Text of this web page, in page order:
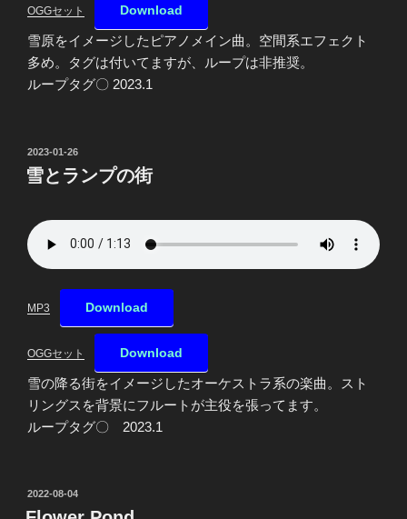
OGGセット Download
雪原をイメージしたピアノメイン曲。空間系エフェクト
多め。タグは付いてますが、ループは非推奨。
ループタグ〇 2023.1
投
稿
日:
2023-01-26
雪とランプの街
MP3 Download
OGGセット Download
雪の降る街をイメージしたオーケストラ系の楽曲。スト
リングスを背景にフルートが主役を張ってます。
ループタグ〇 2023.1
投
稿
2022-08-04